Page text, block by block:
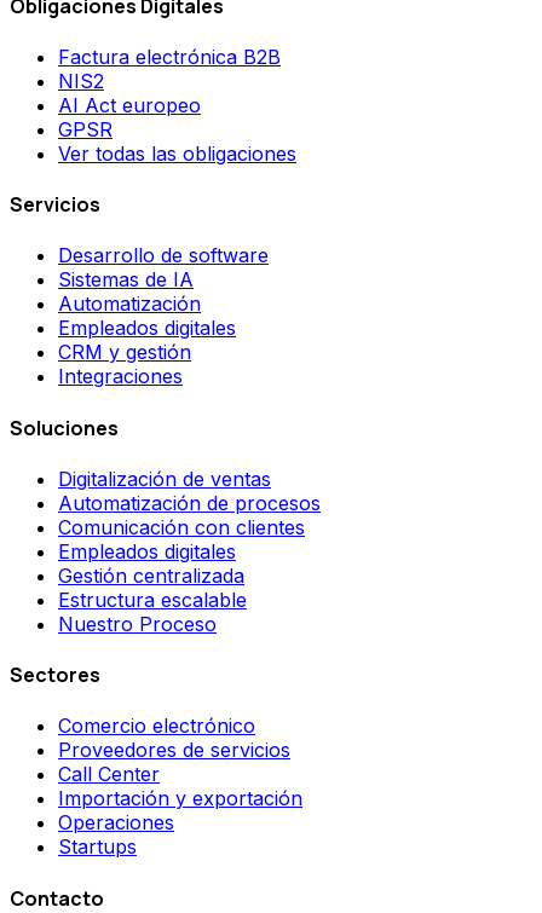
Obligaciones Digitales
Factura electrónica B2B
NIS2
AI Act europeo
GPSR
Ver todas las obligaciones
Servicios
Desarrollo de software
Sistemas de IA
Automatización
Empleados digitales
CRM y gestión
Integraciones
Soluciones
Digitalización de ventas
Automatización de procesos
Comunicación con clientes
Empleados digitales
Gestión centralizada
Estructura escalable
Nuestro Proceso
Sectores
Comercio electrónico
Proveedores de servicios
Call Center
Importación y exportación
Operaciones
Startups
Contacto